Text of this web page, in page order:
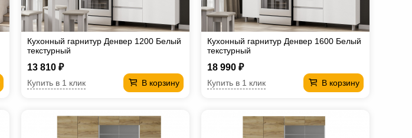
Кухонный гарнитур Денвер 1200 Белый
текстурный
13 810 ₽
В корзину
Купить в 1 клик
Кухонный гарнитур Денвер 1600 Белый
текстурный
18 990 ₽
В корзину
Купить в 1 клик